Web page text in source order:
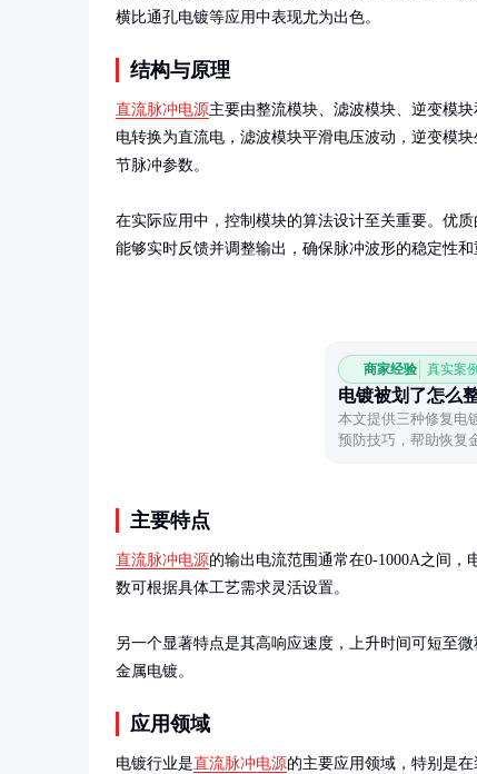
横比通孔电镀等应用中表现尤为出色。
结构与原理
直流脉冲电源主要由整流模块、滤波模块、逆变模
电转换为直流电，滤波模块平滑电压波动，逆变模
节脉冲参数。
在实际应用中，控制模块的算法设计至关重要。优
能够实时反馈并调整输出，确保脉冲波形的稳定性和
商家经验 真实案
电镀被划了怎么
本文提供三种修复电
预防技巧，帮助恢复
主要特点
直流脉冲电源的输出电流范围通常在0-1000A之间
数可根据具体工艺需求灵活设置。
另一个显著特点是其高响应速度，上升时间可短至
金属电镀。
应用领域
电镀行业是直流脉冲电源的主要应用领域，特别是